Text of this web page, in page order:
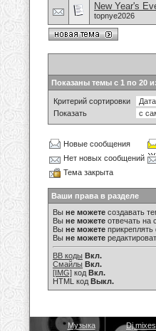
New Year's
topnye2026
Показаны темы с 1 по 20
Критерий сортировки
Показать
Новые сообщения
Нет новых сообщений
Тема закрыта
Ваши права в разделе
Вы не можете создавать
Вы не можете отвечать на
Вы не можете
Вы не можете
BB коды Вкл.
Смайлы Вкл.
[IMG] код Вкл.
HTML код Выкл.
Музыка Dj mixes